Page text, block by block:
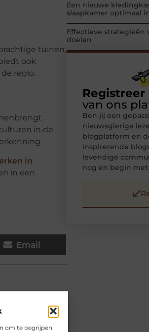
om te begrijpen
tuinen,
ook
regio.
in de
in
in een
Email
Een nieuwe
slaapkamer optimaal in
Effectieve strategieën
doelen
Registreer
van ons
Ben jij een
nieuwsgierige
blogplatform en
inspirerende
levendige
nog en begin